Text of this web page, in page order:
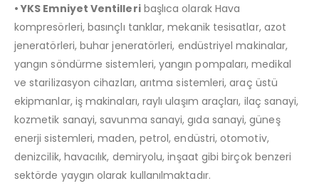
• YKS Emniyet Ventilleribaşlıca olarak Hava
kompresörleri, basınçlı tanklar, mekanik tesisatlar, azot
jeneratörleri, buhar jeneratörleri, endüstriyel makinalar,
yangın söndürme sistemleri, yangın pompaları, medikal
ve starilizasyon cihazları, arıtma sistemleri, araç üstü
ekipmanlar, iş makinaları, raylı ulaşım araçları, ilaç sanayi,
kozmetik sanayi, savunma sanayi, gıda sanayi, güneş
enerji sistemleri, maden, petrol, endüstri, otomotiv,
denizcilik, havacılık, demiryolu, inşaat gibi birçok benzeri
sektörde yaygın olarak kullanılmaktadır.